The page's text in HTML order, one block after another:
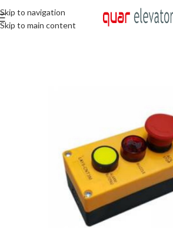
Skip to navigation
Skip to main content